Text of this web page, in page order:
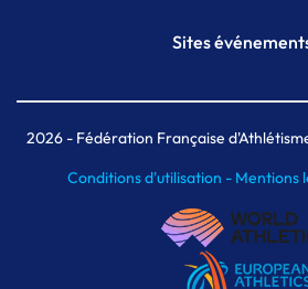
Plateforme
Sites
Meeting de Paris
MAIF Ekiden de
2026- Fédération Française
Conditions d'utilisation - Mentions